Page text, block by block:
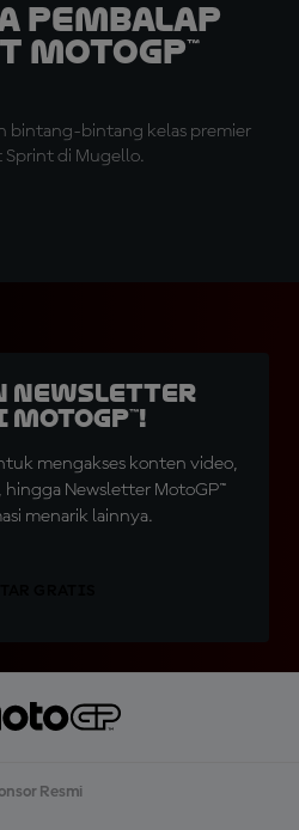
Pembalap
MotoGP™
bintang-bintang kelas premier
Sprint di Mugello.
Newsletter
MotoGP™!
mengakses konten video,
hingga Newsletter MotoGP™
menarik lainnya.
Resmi